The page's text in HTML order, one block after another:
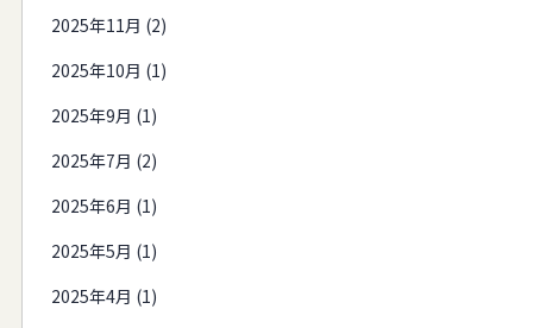
2025年11月 (2)
2025年10月 (1)
2025年9月 (1)
2025年7月 (2)
2025年6月 (1)
2025年5月 (1)
2025年4月 (1)